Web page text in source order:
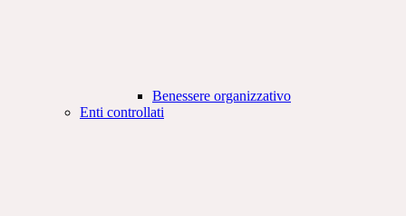
Benessere organizzativo
Enti controllati